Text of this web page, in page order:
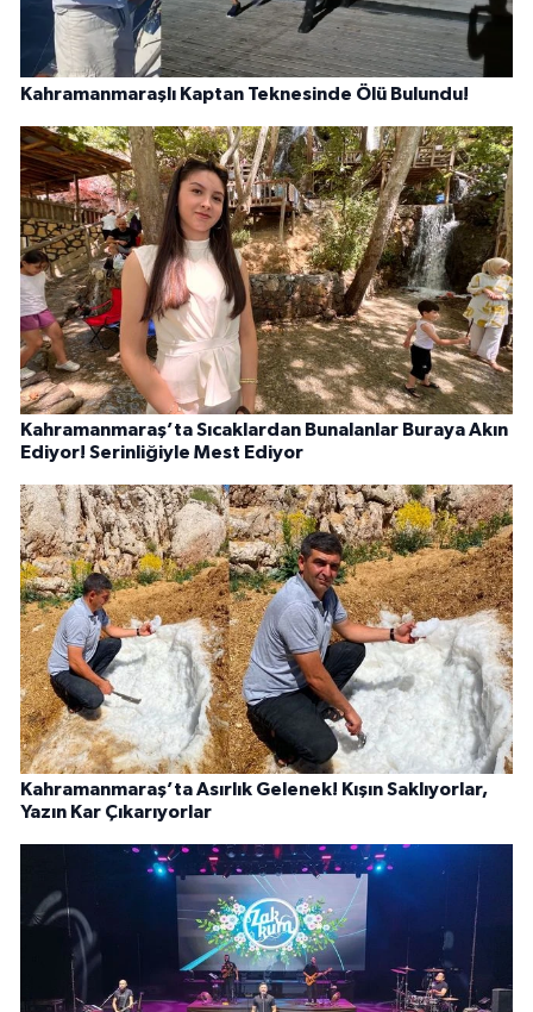
Kahramanmaraşlı Kaptan Teknesinde Ölü Bulundu!
Kahramanmaraş’ta Sıcaklardan Bunalanlar Buraya Akın
Ediyor! Serinliğiyle Mest Ediyor
Kahramanmaraş’ta Asırlık Gelenek! Kışın Saklıyorlar,
Yazın Kar Çıkarıyorlar